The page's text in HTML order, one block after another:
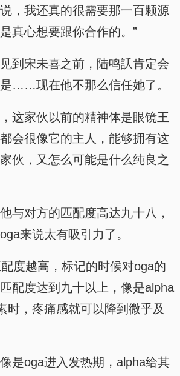
，我还真的很需要那一百颗源
真心想要跟你合作的。”
到宋未喜之前，陆鸣訞肯定会
……现在他不那么信任她了。
这家伙以前的精神体是眼镜王
会很像它的主人，能够拥有这
伙，又怎么可能是什么纯良之
与对方的匹配度高达九十八，
来说太有吸引力了。
度越高，标记的时候对oga的
配度达到九十以上，像是alpha
时，疼痛感就可以降到微乎及
是oga进入发热期，alpha给其